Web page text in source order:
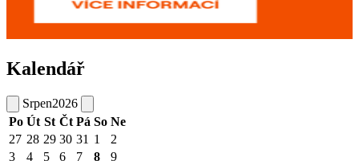
Kalendář
Srpen2026
Po Út St Čt Pá So Ne
27 28 29 30 31 1
2
3
4 5 6 7 8
9